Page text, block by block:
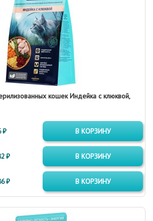
кошек Индейка с клюквой,
₽ В КОРЗИНУ
₽ В КОРЗИНУ
₽ В КОРЗИНУ